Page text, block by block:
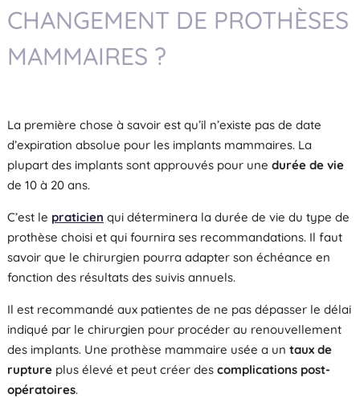
CHANGEMENT DE PROTHÈSES
MAMMAIRES ?
La première chose à savoir est qu’il n’existe pas de date
d’expiration absolue pour les implants mammaires. La
plupart des implants sont approuvés pour une durée de vie
de 10 à 20 ans.
C’est le praticien qui déterminera la durée de vie du type de
prothèse choisi et qui fournira ses recommandations. Il faut
savoir que le chirurgien pourra adapter son échéance en
fonction des résultats des suivis annuels.
Il est recommandé aux patientes de ne pas dépasser le délai
indiqué par le chirurgien pour procéder au renouvellement
des implants. Une prothèse mammaire usée a un taux de
ruptureplus élevé et peut créer des complications post-
opératoires.